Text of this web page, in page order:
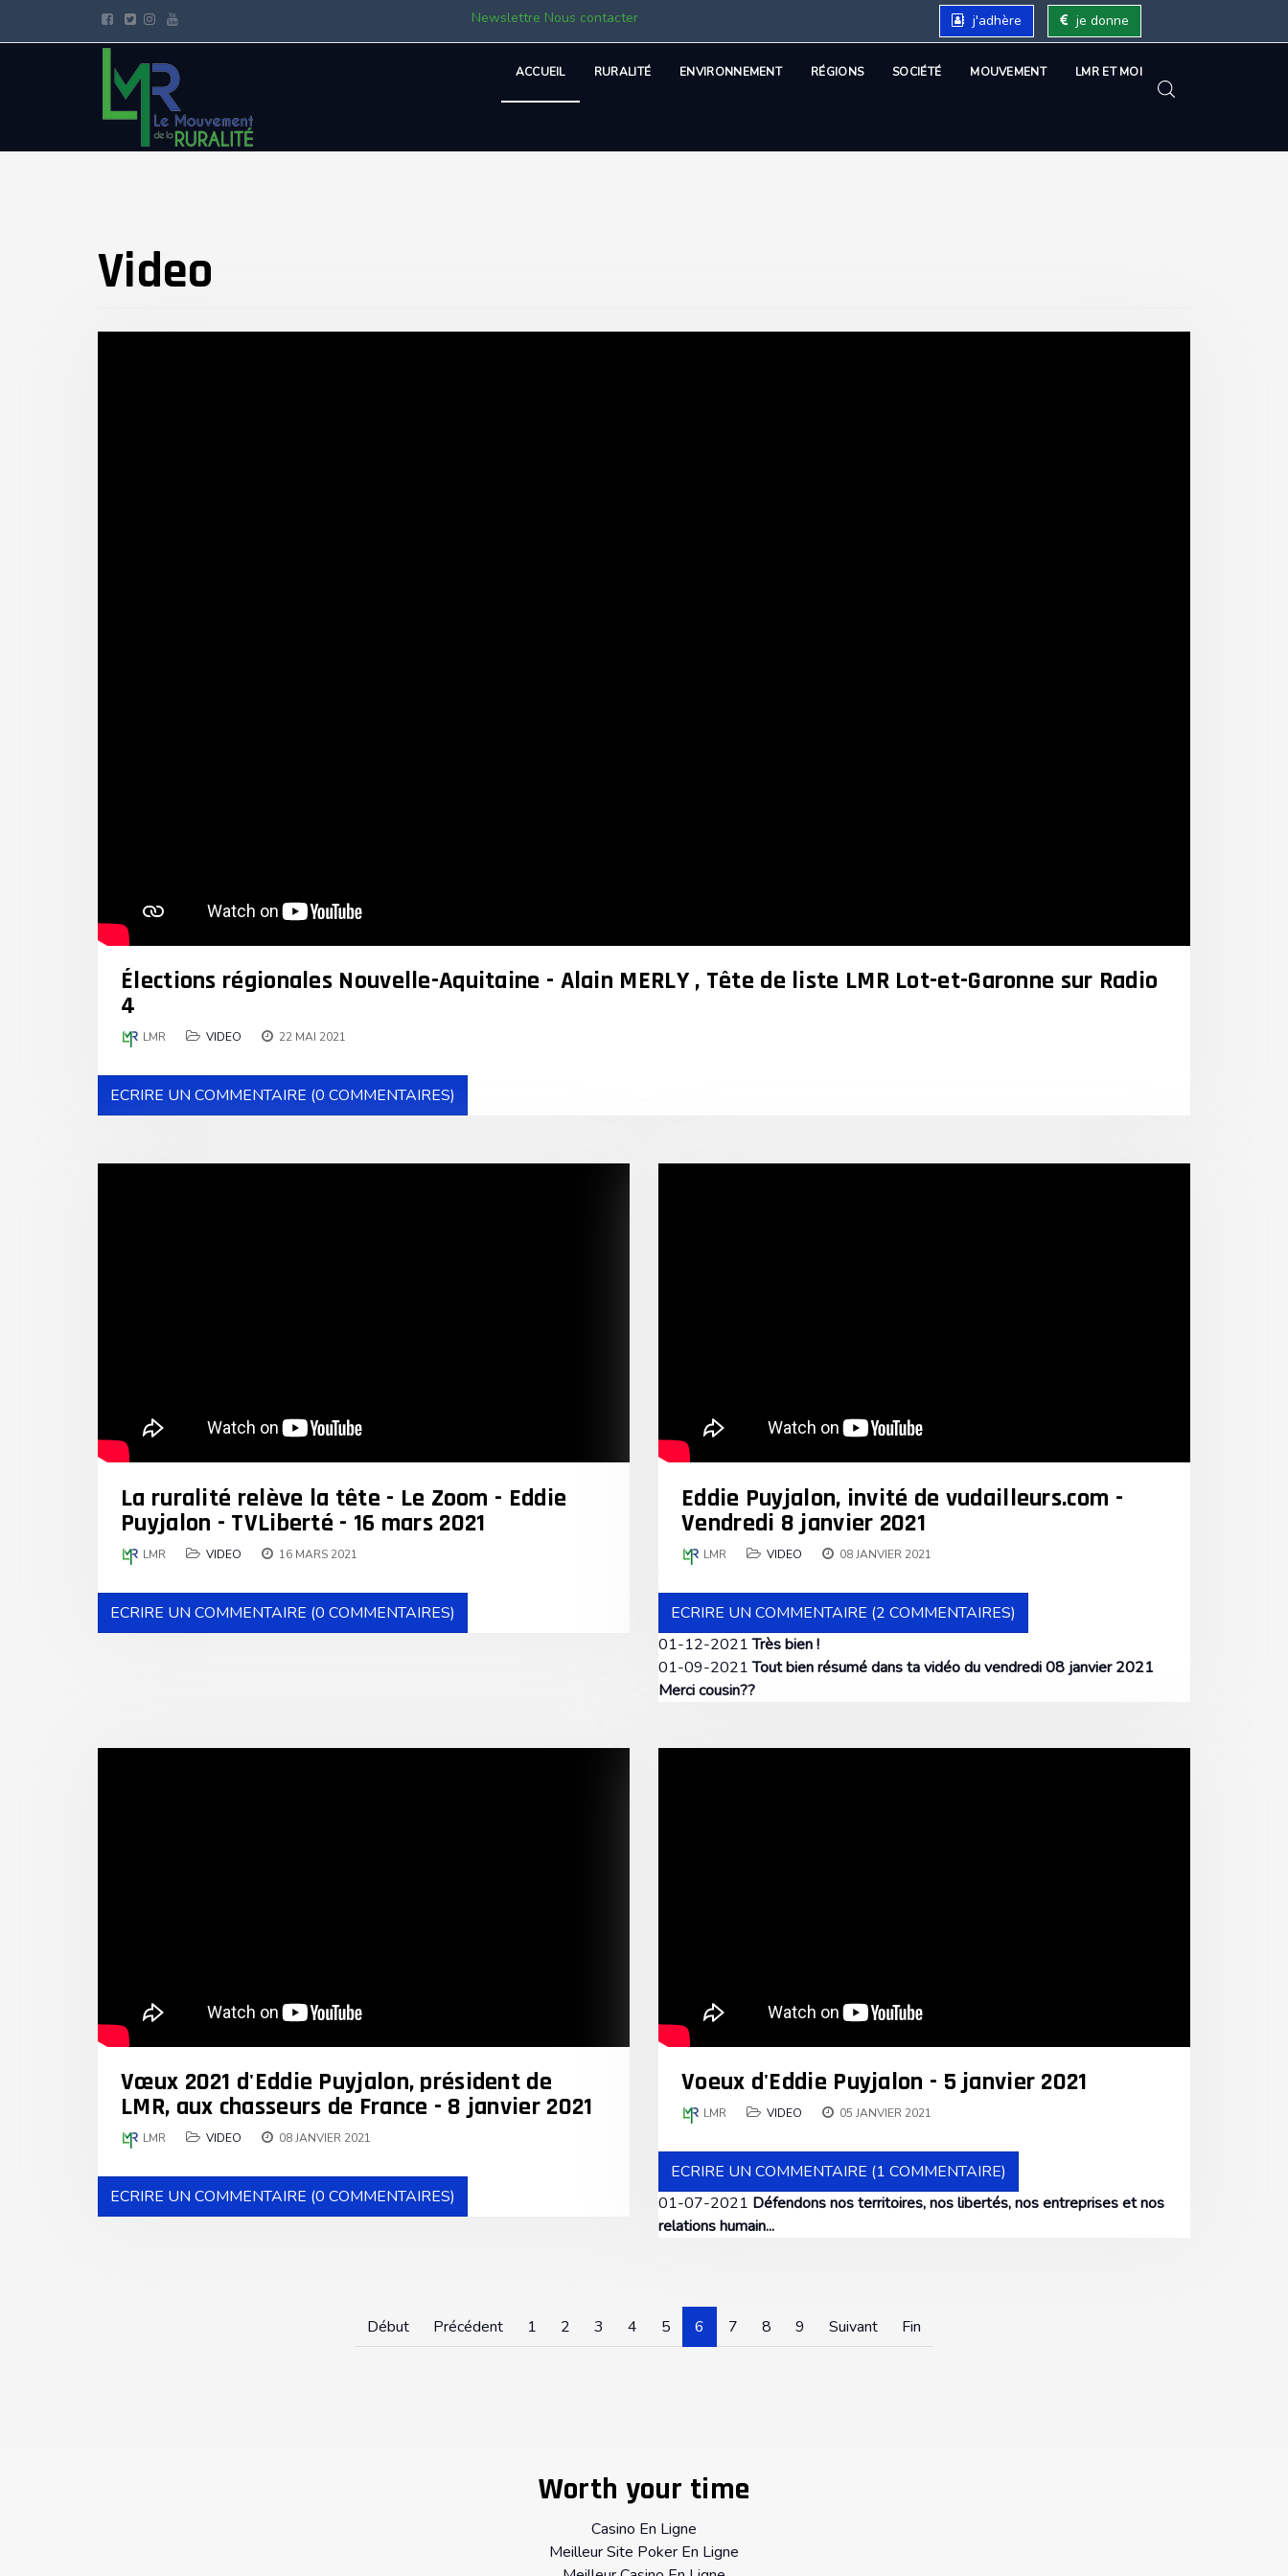
Newslettre Nous contacter j'adhère je donne
ACCUEIL RURALITÉ ENVIRONNEMENT RÉGIONS SOCIÉTÉ MOUVEMENT LMR ET MOI
Video
Élections régionales Nouvelle-Aquitaine - Alain MERLY , Tête de liste LMR Lot-et-Garonne sur Radio
4
LMR VIDEO 22 MAI 2021
ECRIRE UN COMMENTAIRE (0 COMMENTAIRES)
La ruralité relève la tête - Le Zoom - Eddie
Puyjalon - TVLiberté - 16 mars 2021
LMR VIDEO 16 MARS 2021
ECRIRE UN COMMENTAIRE (0 COMMENTAIRES)
Eddie Puyjalon, invité de vudailleurs.com -
Vendredi 8 janvier 2021
LMR VIDEO 08 JANVIER 2021
ECRIRE UN COMMENTAIRE (2 COMMENTAIRES)
01-12-2021Très bien !
01-09-2021Tout bien résumé dans ta vidéo du vendredi 08 janvier 2021
Merci cousin??
Vœux 2021 d'Eddie Puyjalon, président de
LMR, aux chasseurs de France - 8 janvier 2021
LMR VIDEO 08 JANVIER 2021
ECRIRE UN COMMENTAIRE (0 COMMENTAIRES)
Voeux d'Eddie Puyjalon - 5 janvier 2021
LMR VIDEO 05 JANVIER 2021
ECRIRE UN COMMENTAIRE (1 COMMENTAIRE)
01-07-2021 Défendons nos territoires, nos libertés, nos entreprises et nos
relations humain...
Début Précédent 1 2 3 4 5 6 7 8 9 Suivant Fin
Worth your time
Casino En Ligne
Meilleur Site Poker En Ligne